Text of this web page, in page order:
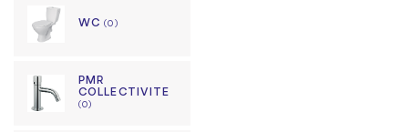
WC(0)
PMR
COLLECTIVITE
(0)